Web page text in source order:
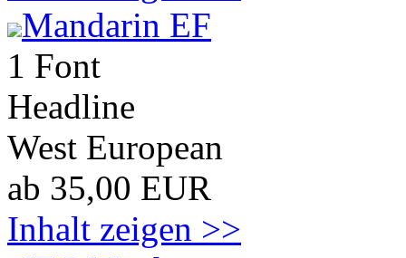
Mandarin EF
1 Font
Headline
West European
ab 35,00 EUR
Inhalt zeigen >>